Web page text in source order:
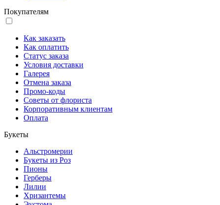
Покупателям
Как заказать
Как оплатить
Статус заказа
Условия доставки
Галерея
Отмена заказа
Промо-коды
Советы от флориста
Корпоративным клиентам
Оплата
Букеты
Альстромерии
Букеты из Роз
Пионы
Герберы
Лилии
Хризантемы